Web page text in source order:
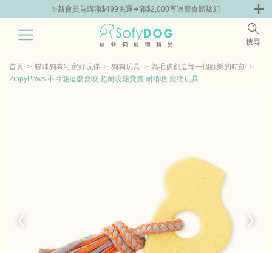
✨新會員首購滿$499免運➜滿$2,000再送寵食體驗組
搜尋
零食專區 飼料 | 凍乾優惠組 主食罐 | 餐包優惠 團購優惠
首頁 貓咪狗狗宅家好玩伴 狗狗玩具
為毛孩創造每一個歡樂的時刻
ZippyPaws 不可能這麼會咬 超耐咬雞寶寶 耐啃咬 寵物玩具